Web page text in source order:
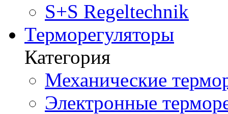
S+S Regeltechnik
Терморегуляторы
Категория
Механические
Электронные